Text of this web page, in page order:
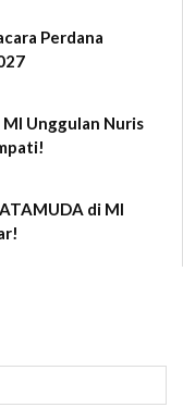
Perdana
Unggulan Nuris
di MI